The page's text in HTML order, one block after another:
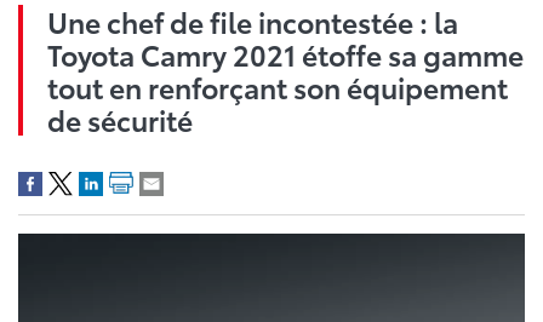
Une chef de file incontestée : la
Toyota Camry 2021 étoffe sa gamme
tout en renforçant son équipement
de sécurité